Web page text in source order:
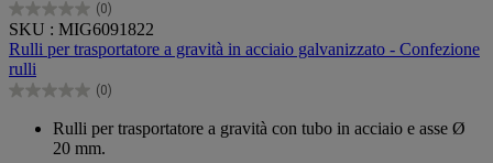
(0)
0.0
su
5
stelle.
SKU : MIG6091822
Rulli per trasportatore a gravità in acciaio galvanizzato - Confezione
rulli
(0)
0.0
Rulli per trasportatore a gravità con tubo in acciaio e asse Ø
20 mm.